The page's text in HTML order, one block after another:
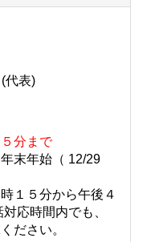
表)
分まで
末年始（ 12/29
５分から午後４
応時間内でも、
ださい。